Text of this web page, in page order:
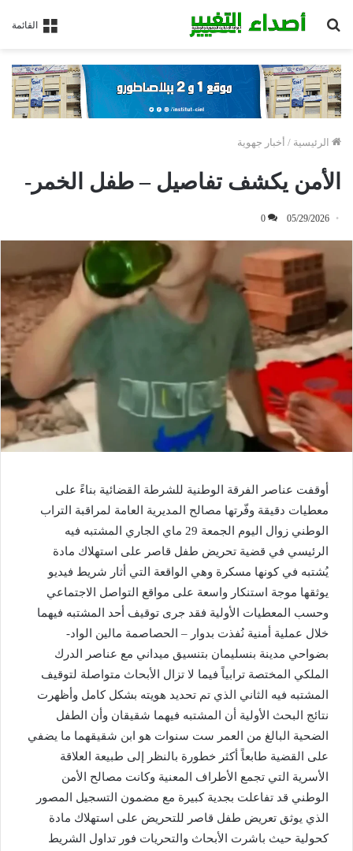
القائمة
الرئيسية / أخبار جهوية
الأمن يكشف تفاصيل – طفل الخمر-
05/29/2026
0
أوقفت عناصر الفرقة الوطنية للشرطة القضائية بناءً على
معطيات دقيقة وفّرتها مصالح المديرية العامة لمراقبة التراب
الوطني زوال اليوم الجمعة 29 ماي الجاري المشتبه فيه
الرئيسي في قضية تحريض طفل قاصر على استهلاك مادة
يُشتبه في كونها مسكرة وهي الواقعة التي أثار شريط فيديو
يوثقها موجة استنكار واسعة على مواقع التواصل الاجتماعي
وحسب المعطيات الأولية فقد جرى توقيف أحد المشتبه فيهما
خلال عملية أمنية نُفذت بدوار – الحصاصمة مالين الواد-
بضواحي مدينة بنسليمان بتنسيق ميداني مع عناصر الدرك
الملكي المختصة ترابياً فيما لا تزال الأبحاث متواصلة لتوقيف
المشتبه فيه الثاني الذي تم تحديد هويته بشكل كامل وأظهرت
نتائج البحث الأولية أن المشتبه فيهما شقيقان وأن الطفل
الضحية البالغ من العمر ست سنوات هو ابن شقيقهما ما يضفي
على القضية طابعاً أكثر خطورة بالنظر إلى طبيعة العلاقة
الأسرية التي تجمع الأطراف المعنية وكانت مصالح الأمن
الوطني قد تفاعلت بجدية كبيرة مع مضمون التسجيل المصور
الذي يوثق تعريض طفل قاصر للتحريض على استهلاك مادة
كحولية حيث باشرت الأبحاث والتحريات فور تداول الشريط